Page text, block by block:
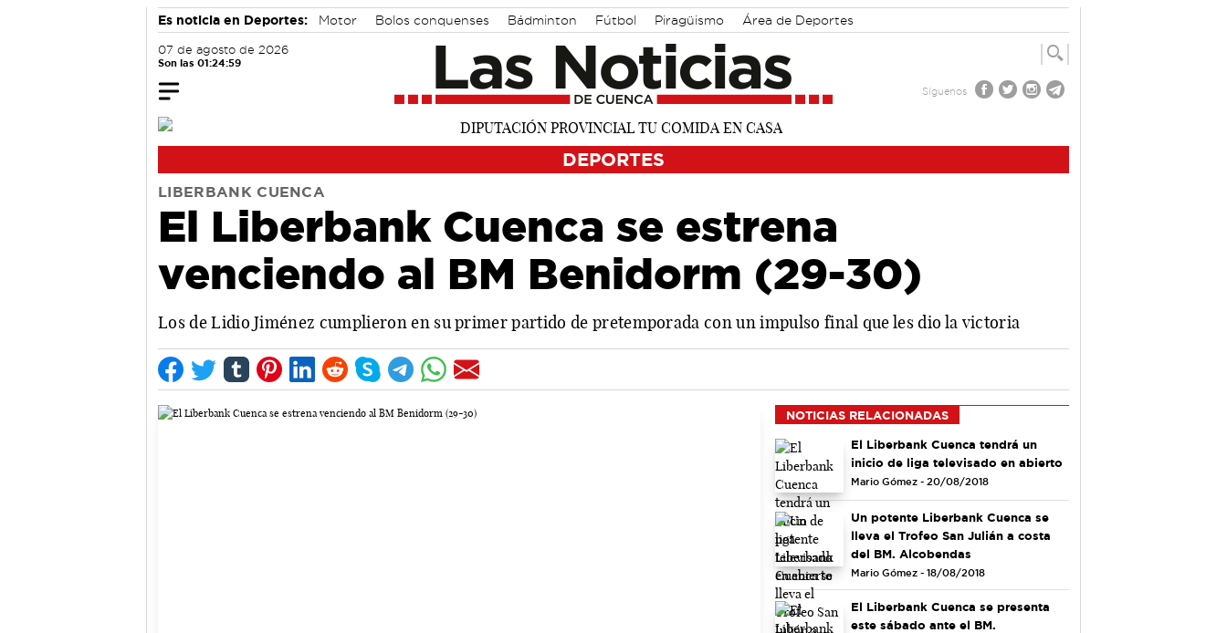
Es noticia en Deportes: Motor Bolos conquenses Bádminton Fútbol Piragüismo Área de Deportes
07 de agosto de 2026
Son las 01:25:00
Síguenos
DEPORTES
LIBERBANK CUENCA
El Liberbank Cuenca se estrena
venciendo al BM Benidorm (29-30)
Los de Lidio Jiménez cumplieron en su primer partido de pretemporada con un impulso final que les dio la victoria
NOTICIAS RELACIONADAS
El Liberbank Cuenca tendrá un
inicio de liga televisado en abierto
Mario Gómez - 20/08/2018
Un potente Liberbank Cuenca se
lleva el Trofeo San Julián a costa
del BM. Alcobendas
Mario Gómez - 18/08/2018
El Liberbank Cuenca se presenta
este sábado ante el BM.